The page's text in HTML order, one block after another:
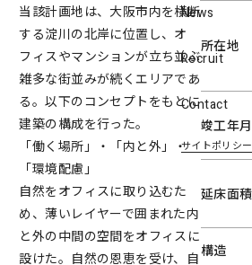
News
Recruit
Contact
サイトポリシー
当該計画地は、大阪市内を横断
する淀川の北岸に位置し、オ
フィスやマンションが立ち並ぶ
雑多な街並みが続くエリアであ
る。以下のコンセプトをもとに
建築の構成を行った。
「働く場所」・「内と外」・
「環境配慮」
自然をオフィスに取り込むた
め、薄いレイヤーで囲まれた内
と外の中間の空間をオフィスに
設けた。自然の恩恵を受け、自
所在地
竣工年月
延床面積
構造